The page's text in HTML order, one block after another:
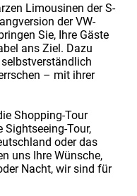
Limousinen der S-
der VW-
Sie, Ihre Gäste
ans Ziel. Dazu
– mit ihrer
Shopping-Tour
Tour,
oder das
uns Ihre Wünsche,
Nacht, wir sind für